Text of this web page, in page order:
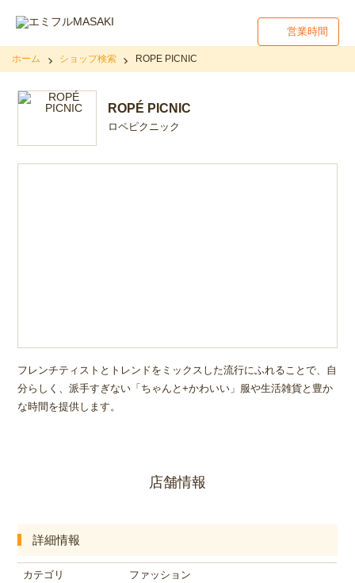
営業時間
ホーム ショップ検索 ROPÉ PICNIC
ROPÉ PICNIC
ロペピクニック
フレンチティストとトレンドをミックスした流行にふれることで、自
分らしく、派手すぎない「ちゃんと+かわいい」服や生活雑貨と豊か
な時間を提供します。
店舗情報
詳細情報
カテゴリ ファッション